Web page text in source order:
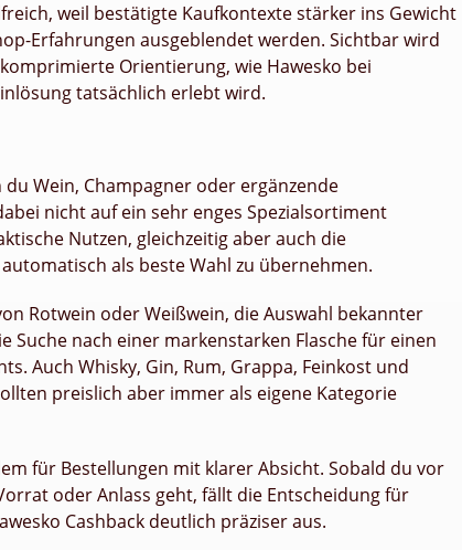
weil bestätigte Kaufkontexte stärker ins Gewicht
Erfahrungen ausgeblendet werden. Sichtbar wird
Orientierung, wie Hawesko bei
tatsächlich erlebt wird.
Wein, Champagner oder ergänzende
nicht auf ein sehr enges Spezialsortiment
Nutzen, gleichzeitig aber auch die
als beste Wahl zu übernehmen.
Rotwein oder Weißwein, die Auswahl bekannter
Suche nach einer markenstarken Flasche für einen
Auch Whisky, Gin, Rum, Grappa, Feinkost und
preislich aber immer als eigene Kategorie
für Bestellungen mit klarer Absicht. Sobald du vor
oder Anlass geht, fällt die Entscheidung für
Cashback deutlich präziser aus.